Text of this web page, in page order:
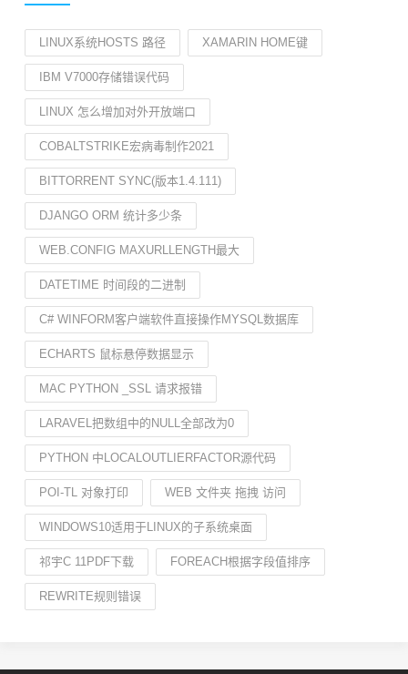
LINUX系统HOSTS 路径 XAMARIN HOME键
IBM V7000存储错误代码
LINUX 怎么增加对外开放端口
COBALTSTRIKE宏病毒制作2021
BITTORRENT SYNC(版本1.4.111)
DJANGO ORM 统计多少条
WEB.CONFIG MAXURLLENGTH最大
DATETIME 时间段的二进制
C# WINFORM客户端软件直接操作MYSQL数据库
ECHARTS 鼠标悬停数据显示
MAC PYTHON _SSL 请求报错
LARAVEL把数组中的NULL全部改为0
PYTHON 中LOCALOUTLIERFACTOR源代码
POI-TL 对象打印 WEB 文件夹 拖拽 访问
WINDOWS10适用于LINUX的子系统桌面
祁宇C 11PDF下载 FOREACH根据字段值排序
REWRITE规则错误